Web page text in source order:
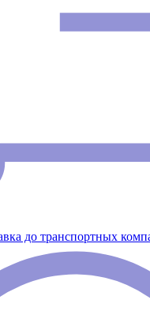
до транспортных